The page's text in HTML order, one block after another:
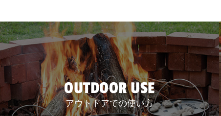
OUTDOOR USE
アウトドアでの使い方